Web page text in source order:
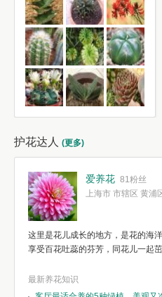
护花达人 (更多)
爱养花 81粉丝
上海市 市辖区 黄浦
这里是花儿成长的地方，是花的海
享受百花吐蕊的芬芳，同花儿一起茁
最新养花知识